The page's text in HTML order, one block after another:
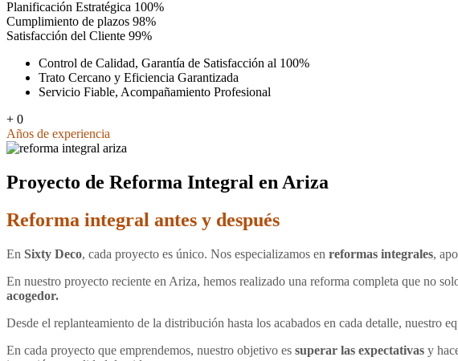
Planificación Estratégica 100%
Cumplimiento de plazos 98%
Satisfacción del Cliente 99%
Control de Calidad, Garantía de Satisfacción al 100%
Trato Cercano y Eficiencia Garantizada
Servicio Fiable, Acompañamiento Profesional
+ 30
Años de experiencia
Proyecto de Reforma Integral en Ariza
Reforma integral antes y después
En Sixty Deco, cada proyecto es único. Nos especializamos en reformas integrales,
En nuestro proyecto reciente en Ariza, hemos realizado una reforma completa que no
acogedor.
Desde el replanteamiento de la distribución hasta los acabados en cada detalle, nuestro
En cada proyecto que emprendemos, nuestro objetivo es superar las expectativas y